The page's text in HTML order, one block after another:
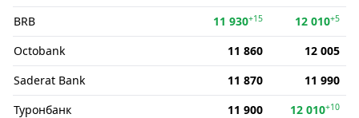
BRB 11 930+15 12 010+5
Octobank 11 860
12 005
Saderat Bank
11 870
11 990
Туронбанк
11 900 12 010+10